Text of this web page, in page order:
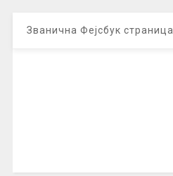
Званична Фејсбук страница